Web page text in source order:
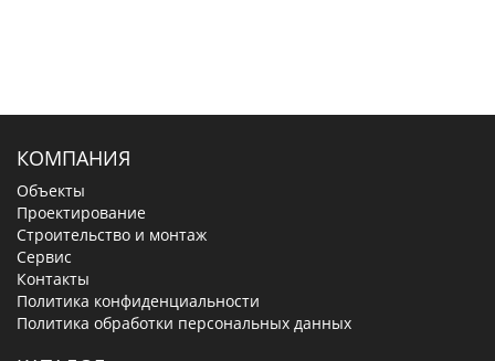
КОМПАНИЯ
Объекты
Проектирование
Строительство и монтаж
Сервис
Контакты
Политика конфиденциальности
Политика обработки персональных данных